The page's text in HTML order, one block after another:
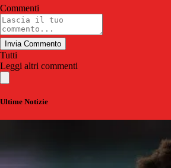
Commenti
Invia Commento
Tutti
Leggi altri commenti
Ultime Notizie